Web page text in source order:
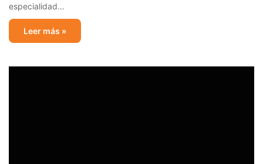
especialidad…
Leer más »